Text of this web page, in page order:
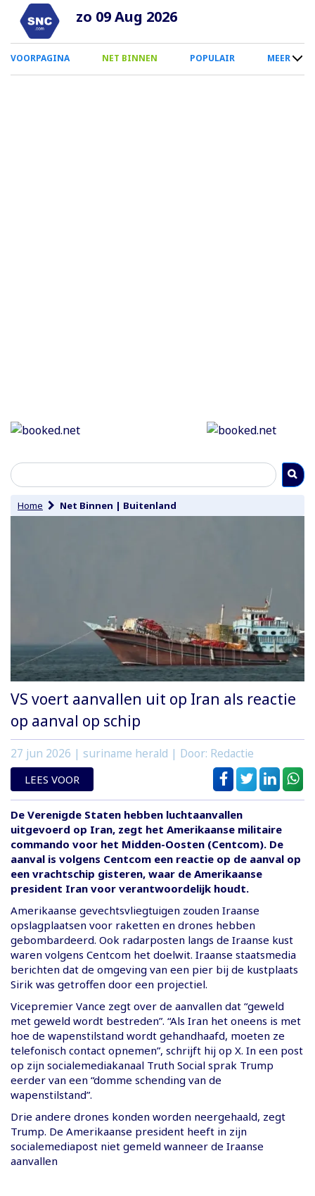
Overslaan
naar
inhoud
zo 09 Aug 2026
0
Smartphone
VOORPAGINA NET BINNEN POPULAIR MEER
Home Net Binnen | Buitenland
VS voert aanvallen uit op Iran als reactie
op aanval op schip
27 jun 2026 | suriname herald | Door: Redactie
LEES VOOR
De Verenigde Staten hebben luchtaanvallen
uitgevoerd op Iran, zegt het Amerikaanse militaire
commando voor het Midden-Oosten (Centcom). De
aanval is volgens Centcom een reactie op de aanval op
een vrachtschip gisteren, waar de Amerikaanse
president Iran voor verantwoordelijk houdt.
Amerikaanse gevechtsvliegtuigen zouden Iraanse
opslagplaatsen voor raketten en drones hebben
gebombardeerd. Ook radarposten langs de Iraanse kust
waren volgens Centcom het doelwit. Iraanse staatsmedia
berichten dat de omgeving van een pier bij de kustplaats
Sirik was getroffen door een projectiel.
Vicepremier Vance zegt over de aanvallen dat “geweld
met geweld wordt bestreden”. “Als Iran het oneens is met
hoe de wapenstilstand wordt gehandhaafd, moeten ze
telefonisch contact opnemen”, schrijft hij op X. In een post
op zijn socialemediakanaal Truth Social sprak Trump
eerder van een “domme schending van de
wapenstilstand”.
Drie andere drones konden worden neergehaald, zegt
Trump. De Amerikaanse president heeft in zijn
socialemediapost niet gemeld wanneer de Iraanse
aanvallen